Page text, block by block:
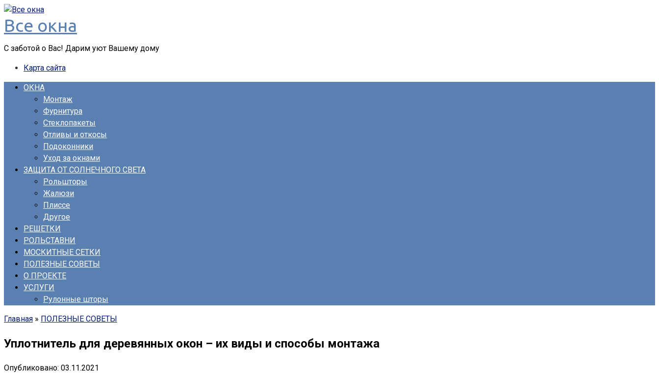
Перейти
к
контенту
Все окна
С заботой о Вас! Дарим уют Вашему дому
Карта сайта
ОКНА
Монтаж
Фурнитура
Стеклопакеты
Отливы и откосы
Подоконники
Уход за окнами
ЗАЩИТА ОТ СОЛНЕЧНОГО СВЕТА
Рольшторы
Жалюзи
Плиссе
Другое
РЕШЕТКИ
РОЛЬСТАВНИ
МОСКИТНЫЕ СЕТКИ
ПОЛЕЗНЫЕ СОВЕТЫ
О ПРОЕКТЕ
УСЛУГИ
Рулонные шторы
Главная » ПОЛЕЗНЫЕ СОВЕТЫ
Уплотнитель для деревянных окон – их виды и способы монтажа
Опубликовано: 03.11.2021